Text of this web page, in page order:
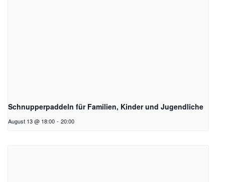
Schnupperpaddeln für Familien, Kinder und Jugendliche
August 13 @ 18:00 - 20:00